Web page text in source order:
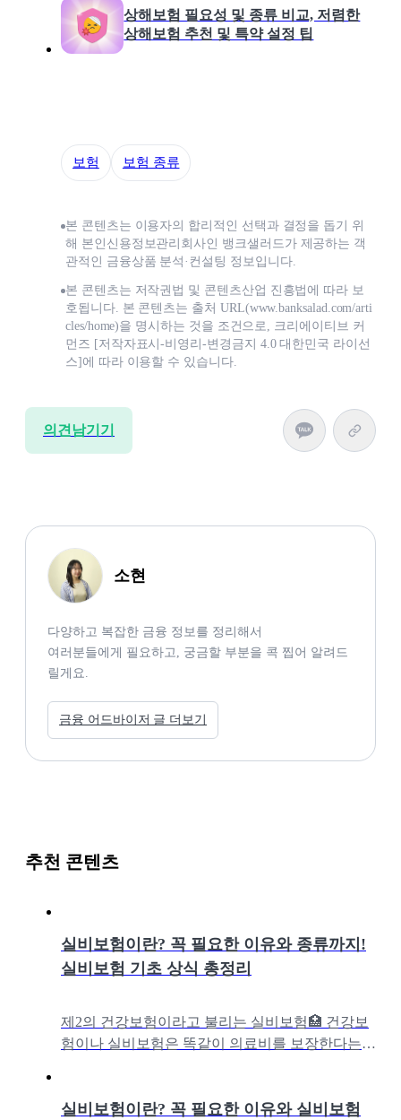
상해보험 필요성 및 종류 비교, 저렴한
상해보험 추천 및 특약 설정 팁
보험 보험 종류
본 콘텐츠는 이용자의 합리적인 선택과 결정을 돕기 위
해 본인신용정보관리회사인 뱅크샐러드가 제공하는 객
관적인 금융상품 분석·컨설팅 정보입니다.
본 콘텐츠는 저작권법 및 콘텐츠산업 진흥법에 따라 보
호됩니다. 본 콘텐츠는 출처 URL(www.banksalad.com/arti
cles/home)을 명시하는 것을 조건으로, 크리에이티브 커
먼즈 [저작자표시-비영리-변경금지 4.0 대한민국 라이선
스]에 따라 이용할 수 있습니다.
의견남기기
소현
다양하고 복잡한 금융 정보를 정리해서
여러분들에게 필요하고, 궁금할 부분을 콕 찝어 알려드
릴게요.
금융 어드바이저 글 더보기
추천 콘텐츠
실비보험이란? 꼭 필요한 이유와 종류까지!
실비보험 기초 상식 총정리
제2의 건강보험이라고 불리는 실비보험🏥 건강보
험이나 실비보험은 똑같이 의료비를 보장한다는
실비보험이란? 꼭 필요한 이유와 실비보험